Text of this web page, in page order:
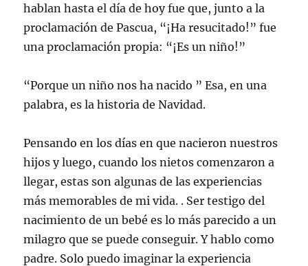
hablan hasta el día de hoy fue que, junto a la
proclamación de Pascua, “¡Ha resucitado!” fue
una proclamación propia: “¡Es un niño!”
“Porque un niño nos ha nacido ” Esa, en una
palabra, es la historia de Navidad.
Pensando en los días en que nacieron nuestros
hijos y luego, cuando los nietos comenzaron a
llegar, estas son algunas de las experiencias
más memorables de mi vida. . Ser testigo del
nacimiento de un bebé es lo más parecido a un
milagro que se puede conseguir. Y hablo como
padre. Solo puedo imaginar la experiencia